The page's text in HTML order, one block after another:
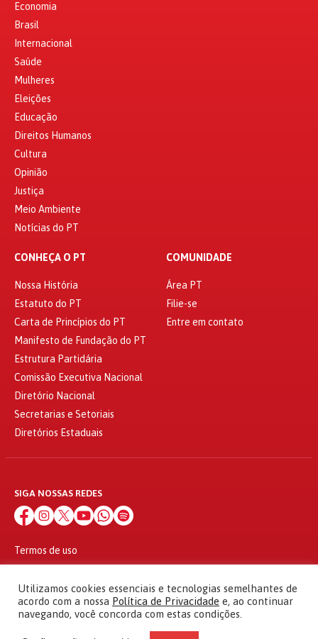
Economia
Brasil
Internacional
Saúde
Mulheres
Eleições
Educação
Direitos Humanos
Cultura
Opinião
Justiça
Meio Ambiente
Notícias do PT
CONHEÇA O PT
Nossa História
Estatuto do PT
Carta de Princípios do PT
Manifesto de Fundação do PT
Estrutura Partidária
Comissão Executiva Nacional
Diretório Nacional
Secretarias e Setoriais
Diretórios Estaduais
COMUNIDADE
Área PT
Filie-se
Entre em contato
SIGA NOSSAS REDES
Termos de uso
© 2010 - 2026
Partido dos Trabalhadores Todos os direitos reservados
Utilizamos cookies essenciais e tecnologias semelhantes de
acordo com a nossa Política de Privacidade e, ao continuar
navegando, você concorda com estas condições.